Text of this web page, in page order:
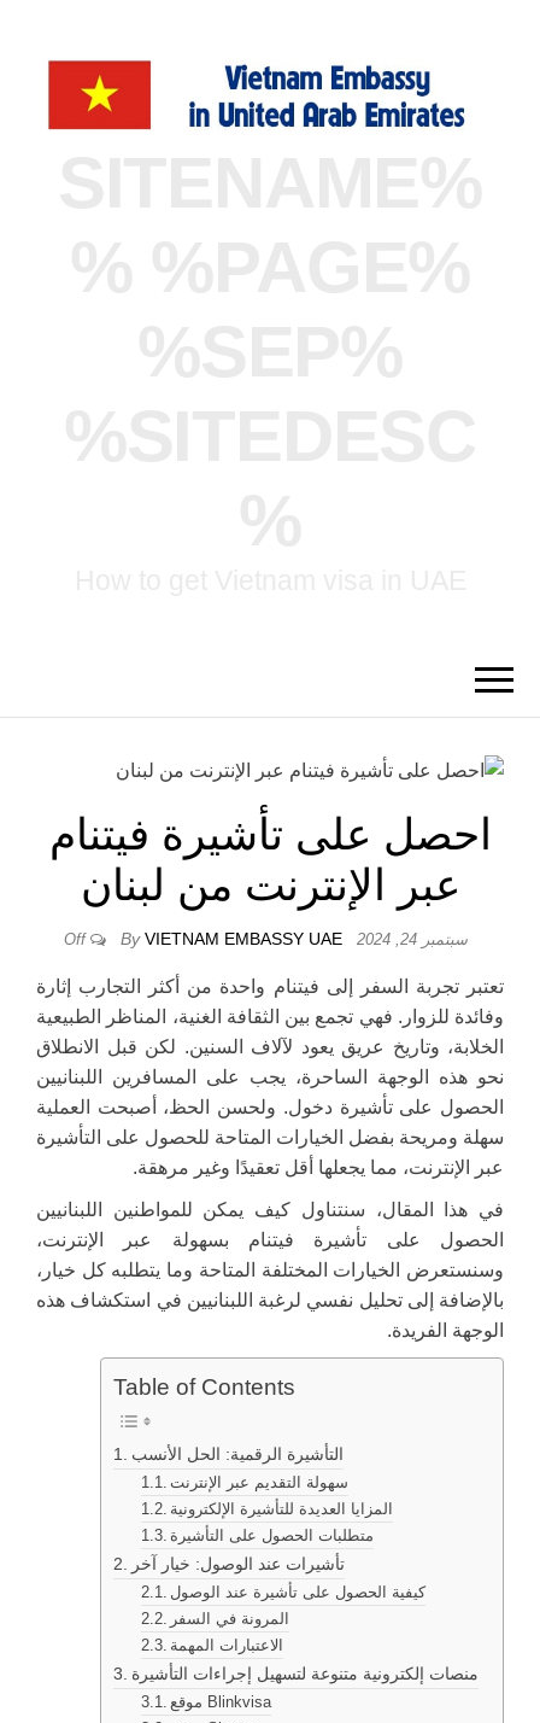
احصل على تأشيرة فيتنام
عبر الإنترنت من لبنان
سبتمبر 24, 2024 Off By VIETNAM EMBASSY UAE
تعتبر تجربة السفر إلى فيتنام واحدة من أكثر التجارب إثارة
وفائدة للزوار. فهي تجمع بين الثقافة الغنية، المناظر الطبيعية
الخلابة، وتاريخ عريق يعود لآلاف السنين. لكن قبل الانطلاق
نحو هذه الوجهة الساحرة، يجب على المسافرين اللبنانيين
الحصول على تأشيرة دخول. ولحسن الحظ، أصبحت العملية
سهلة ومريحة بفضل الخيارات المتاحة للحصول على التأشيرة
عبر الإنترنت، مما يجعلها أقل تعقيدًا وغير مرهقة.
في هذا المقال، سنتناول كيف يمكن للمواطنين اللبنانيين
الحصول على تأشيرة فيتنام بسهولة عبر الإنترنت،
وسنستعرض الخيارات المختلفة المتاحة وما يتطلبه كل خيار،
بالإضافة إلى تحليل نفسي لرغبة اللبنانيين في استكشاف هذه
الوجهة الفريدة.
Table of Contents
التأشيرة الرقمية: الحل الأنسب
سهولة التقديم عبر الإنترنت
المزايا العديدة للتأشيرة الإلكترونية
متطلبات الحصول على التأشيرة
تأشيرات عند الوصول: خيار آخر
كيفية الحصول على تأشيرة عند الوصول
المرونة في السفر
الاعتبارات المهمة
منصات إلكترونية متنوعة لتسهيل إجراءات التأشيرة
موقع Blinkvisa